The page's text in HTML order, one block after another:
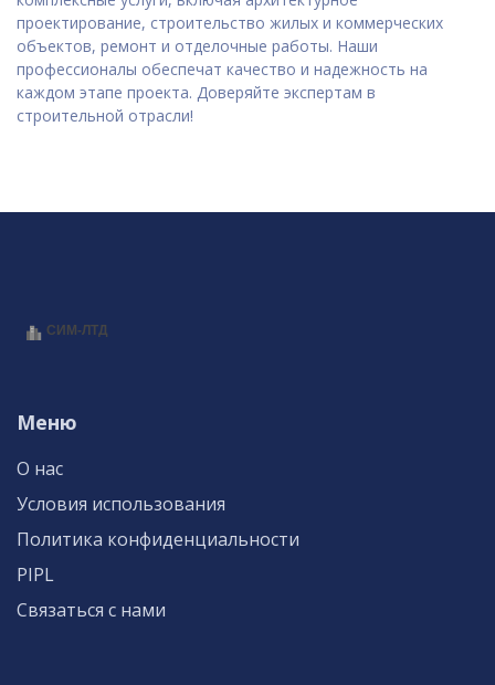
проектирование, строительство жилых и коммерческих
объектов, ремонт и отделочные работы. Наши
профессионалы обеспечат качество и надежность на
каждом этапе проекта. Доверяйте экспертам в
строительной отрасли!
Меню
О нас
Условия использования
Политика конфиденциальности
PIPL
Связаться с нами